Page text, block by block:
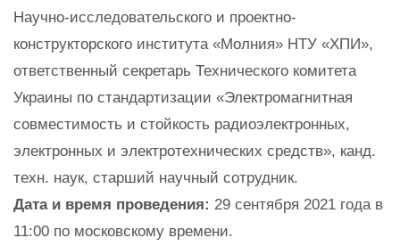
Научно-исследовательского и проектно-
конструкторского института «Молния» НТУ «ХПИ»,
ответственный секретарь Технического комитета
Украины по стандартизации «Электромагнитная
совместимость и стойкость радиоэлектронных,
электронных и электротехнических средств», канд.
техн. наук, старший научный сотрудник.
Дата и время проведения: 29 сентября 2021 года в
11:00 по московскому времени.